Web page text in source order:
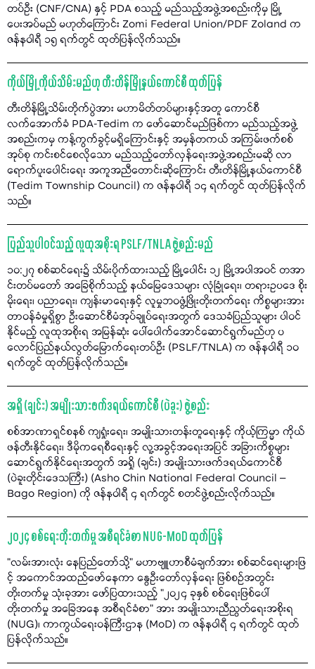
တပ်ဦး (CNF/CNA) နှင့် PDA စသည့် မည်သည့်အဖွဲ့အစည်းကိုမှ မြို့
ပေးအပ်မည် မဟုတ်ကြောင်း Zomi Federal Union/PDF Zoland က
ဇန်နဝါရီ ၁၅ ရက်တွင် ထုတ်ပြန်လိုက်သည်။
ကိုယ်မြို့ ကိုယ်သိမ်းမည်ဟု တီးတိန်မြို့နယ်ကောင်စီ ထုတ်ပြန်
တီးတိန်မြို့သိမ်းတိုက်ပွဲအား မဟာမိတ်တပ်များနှင့်အတူ ကောင်စီ
လက်အောက်ခံ PDA-Tedim က ဖော်ဆောင်မည်ဖြစ်ကာ မည်သည့်အဖွဲ့
အစည်းကမှ ကန့်ကွက်ခွင့်မရှိကြောင်းနှင့် အမှန်တကယ် အကြမ်းဖက်စစ်
အုပ်စု ကင်းစင်စေလိုသော မည်သည့်တော်လှန်ရေးအဖွဲ့အစည်းမဆို လာ
ရောက်ပူးပေါင်းရေး အကူအညီတောင်းဆိုကြောင်း တီးတိန်မြို့နယ်ကောင်စီ
(Tedim Township Council) က ဇန်နဝါရီ ၁၄ ရက်တွင် ထုတ်ပြန်လိုက်
သည်။
ပြည်သူပါဝင်သည့် လူထုအစိုးရ PSLF/TNLA ဖွဲ့စည်းမည်
၁၀:၂၇ စစ်ဆင်ရေး၌ သိမ်းပိုက်ထားသည့် မြို့ပေါင်း ၁၂ မြို့အပါအဝင် တအာ
င်းတပ်မတော် အခြေစိုက်သည့် နယ်မြေဒေသများ လုံခြုံရေး၊ တရားဥပဒေ စိုး
မိုးရေး၊ ပညာရေး၊ ကျန်းမာရေးနှင့် လူမှုဘဝဖွံ့ဖြိုးတိုးတက်ရေး ကိစ္စများအား
တာဝန်ခံမှုရှိစွာ ဦးဆောင်စီမံအုပ်ချုပ်ရေးအတွက် ဒေသခံပြည်သူများ ပါဝင်
နိုင်မည့် လူထုအစိုးရ အမြန်ဆုံး ပေါ်ပေါက်အောင်ဆောင်ရွက်မည်ဟု ပ
လောင်ပြည်နယ်လွတ်မြောက်ရေးတပ်ဦး (PSLF/TNLA) က ဇန်နဝါရီ ၁၀
ရက်တွင် ထုတ်ပြန်လိုက်သည်။
အရှို (ချင်း) အမျိုးသားဖက်ဒရယ်ကောင်စီ (ပဲခူး) ဖွဲ့စည်း
စစ်အာဏာရှင်စနစ် ကျရှုံးရေး၊ အမျိုးသားတန်းတူရေးနှင့် ကိုယ့်ကြမ္မာ ကိုယ်
ဖန်တီးနိုင်ရေး၊ ဒီမိုကရေစီရေးနှင့် လူ့အခွင့်အရေးအပြင် အခြားကိစ္စများ
ဆောင်ရွက်နိုင်ရေးအတွက် အရှို (ချင်း) အမျိုးသားဖက်ဒရယ်ကောင်စီ
(ပဲခူးတိုင်းဒေသကြီး) (Asho Chin National Federal Council –
Bago Region) ကို ဇန်နဝါရီ ၄ ရက်တွင် စတင်ဖွဲ့စည်းလိုက်သည်။
၂၀၂၄ စစ်ရေးတိုးတက်မှု အစီရင်ခံစာ NUG-MoD ထုတ်ပြန်
“လမ်းအားလုံး နေပြည်တော်သို့" မဟာဗျူဟာစီမံချက်အား စစ်ဆင်ရေးများဖြ
င့် အကောင်အထည်ဖော်နေကာ နွေဦးတော်လှန်ရေး ဖြစ်စဉ်အတွင်း
တိုးတက်မှု သုံးခုအား ဖော်ပြထားသည့် "၂၀၂၄ ခုနှစ် စစ်ရေးဖြစ်ပေါ်
တိုးတက်မှု အခြေအနေ အစီရင်ခံစာ" အား အမျိုးသားညီညွတ်ရေးအစိုးရ
(NUG)၊ ကာကွယ်ရေးဝန်ကြီးဌာန (MoD) က ဇန်နဝါရီ ၄ ရက်တွင် ထုတ်
ပြန်လိုက်သည်။